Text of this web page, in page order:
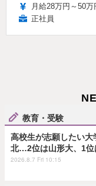
月給28万円～50万
正社員
教育・受験
高校生が志願したい大
北…2位は山形大、1位
2026.8.7 Fri 10:15